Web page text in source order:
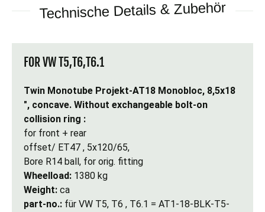
Technische Details & Zubehör
FOR VW T5,T6,T6.1
Twin Monotube Projekt-AT18 Monobloc, 8,5x18
", concave. Without exchangeable bolt-on
collision ring :
for front + rear
offset/ ET47 , 5x120/65,
Bore R14 ball, for orig. fitting
Wheelload: 1380 kg
Weight: ca
part-no.: für VW T5, T6 , T6.1 = AT1-18-BLK-T5-